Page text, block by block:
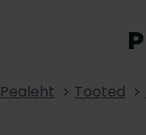
Pealeht Tooted